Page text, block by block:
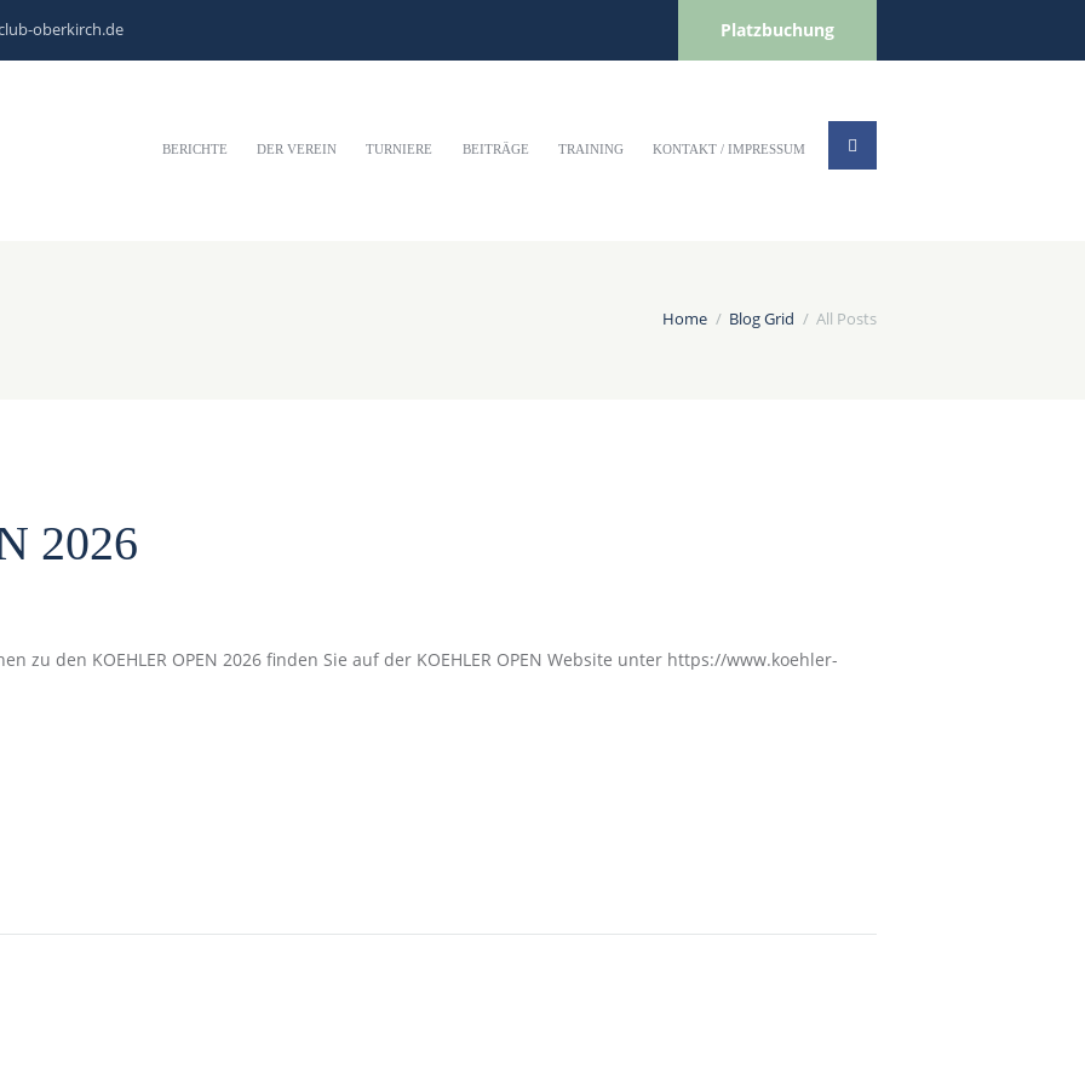
oberkirch.de Platzbuchung
BERICHTE DER VEREIN TURNIERE BEITRÄGE TRAINING KONTAKT / IMPRESSUM
Home Blog Grid All Posts
2026
zu den KOEHLER OPEN 2026 finden Sie auf der KOEHLER OPEN Website unter https://www.koehler-